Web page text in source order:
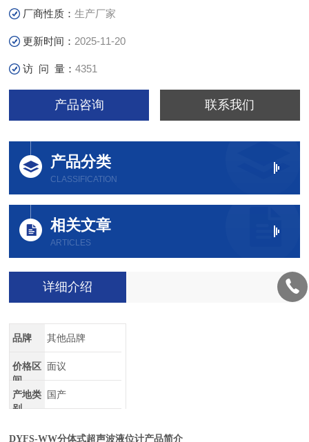
厂商性质：生产厂家
更新时间： 2025-11-20
访 问 量：4351
产品咨询 联系我们
产品分类
CLASSIFICATION
相关文章
ARTICLES
详细介绍
品牌 其他品牌
价格区
间
面议
产地类
别
国产
DYFS-WW分体式超声波液位计产品简介